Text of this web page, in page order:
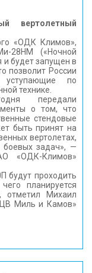
вертолетный
«ОДК Климов»,
28НМ («Ночной
и будет запущен в
позволит России
по
технике.
передали
о том, что
стендовые
быть принят на
вертолетах,
боевых задач», —
«ОДК-Климов»
будут проходить
планируется
отметил Михаил
Миль и Камов»